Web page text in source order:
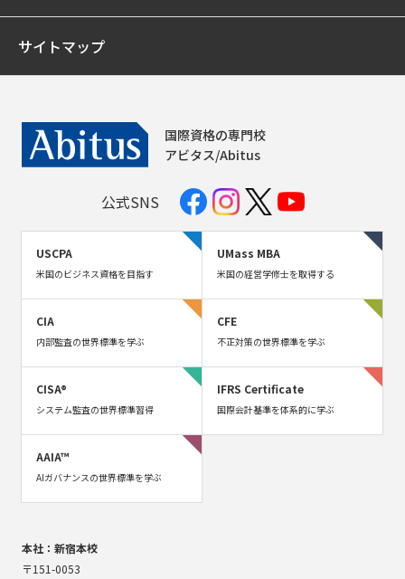
サイトマップ
国際資格の専門校
アビタス/Abitus
公式SNS
USCPA
米国のビジネス資格を目指す
UMass MBA
米国の経営学修士を取得する
CIA
内部監査の世界標準を学ぶ
CFE
不正対策の世界標準を学ぶ
CISA®
システム監査の世界標準習得
IFRS Certificate
国際会計基準を体系的に学ぶ
AAIA™
AIガバナンスの世界標準を学ぶ
本社：新宿本校
〒151-0053